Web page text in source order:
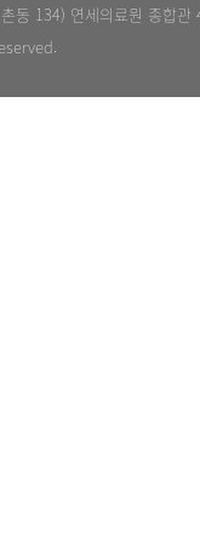
동 134) 연세의료원 종합관